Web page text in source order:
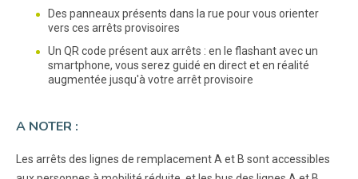
Des panneaux présents dans la rue pour vous orienter
vers ces arrêts provisoires
Un QR code présent aux arrêts : en le flashant avec un
smartphone, vous serez guidé en direct et en réalité
augmentée jusqu'à votre arrêt provisoire
A NOTER :
Les arrêts des lignes de remplacement A et B sont accessibles